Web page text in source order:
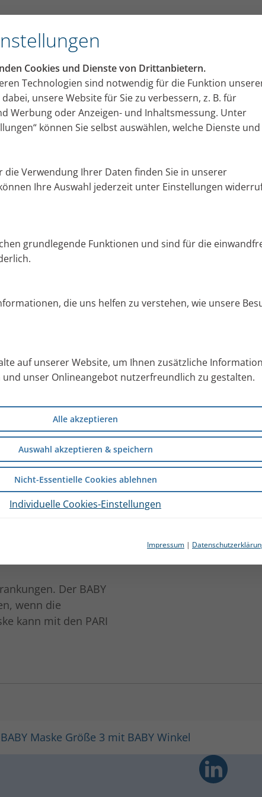
Cookies und Dienste von Drittanbietern.
Technologien sind notwendig für die Funktion
unsere Website für Sie zu verbessern, z. B. für
Werbung oder Anzeigen- und Inhaltsmessung. Unter
können Sie selbst auswählen, welche Dienste und
Verwendung Ihrer Daten finden Sie in unserer
Ihre Auswahl jederzeit unter Einstellungen
grundlegende Funktionen und sind für die
die uns helfen zu verstehen, wie unsere
auf unserer Website, um Ihnen zusätzliche
unser Onlineangebot nutzerfreundlich zu gestalten.
Alle akzeptieren
Auswahl akzeptieren & speichern
Nicht-Essentielle Cookies ablehnen
Individuelle Cookies-Einstellungen
Impressum |
Winkel
Der BABY
wenn die
kann mit den PARI
BABY Maske Größe 3 mit BABY Winkel